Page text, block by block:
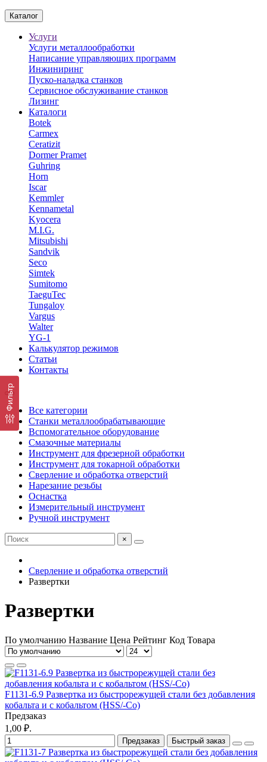
Каталог
Услуги
Услуги металлообработки
Написание управляющих программ
Инжиниринг
Пуско-наладка станков
Сервисное обслуживание станков
Лизинг
Каталоги
Botek
Carmex
Ceratizit
Dormer Pramet
Guhring
Horn
Iscar
Kemmler
Kennametal
Kyocera
M.I.G.
Mitsubishi
Sandvik
Seco
Simtek
Sumitomo
TaeguTec
Tungaloy
Vargus
Walter
YG-1
Калькулятор режимов
Статьи
Контакты
Все категории
Станки металлообрабатывающие
Вспомогательное оборудование
Смазочные материалы
Инструмент для фрезерной обработки
Инструмент для токарной обработки
Сверление и обработка отверстий
Нарезание резьбы
Оснастка
Измерительный инструмент
Ручной инструмент
×
Сверление и обработка отверстий
Развертки
Развертки
Фильтр
По умолчанию Название Цена Рейтинг Код Товара
F1131-6.9 Развертка из быстрорежущей стали без добавления
кобальта и с кобальтом (HSS/-Co)
Предзаказ
1,00 ₽.
Предзаказ Быстрый заказ